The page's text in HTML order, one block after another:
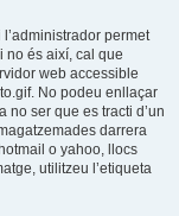
permet
no és així, cal que
web accessible
No podeu enllaçar
no ser que es tracti d’un
darrera
o yahoo, llocs
utilitzeu l’etiqueta